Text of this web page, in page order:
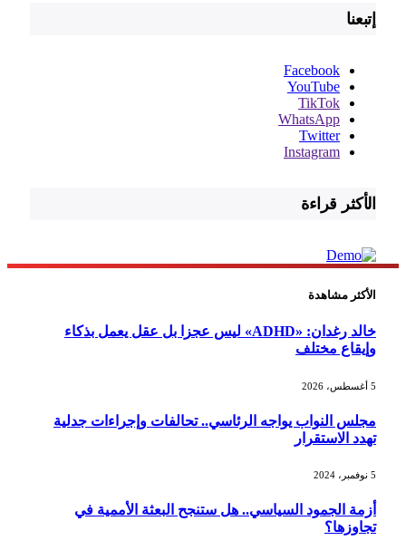
إتبعنا
Facebook
YouTube
TikTok
WhatsApp
Twitter
Instagram
الأكثر قراءة
الأكثر مشاهدة
خالد رغدان: «ADHD» ليس عجزا بل عقل يعمل بذكاء
وإيقاع مختلف
مجلس النواب يواجه الرئاسي.. تحالفات وإجراءات جدلية
تهدد الاستقرار
أزمة الجمود السياسي.. هل ستنجح البعثة الأممية في
تجاوزها؟